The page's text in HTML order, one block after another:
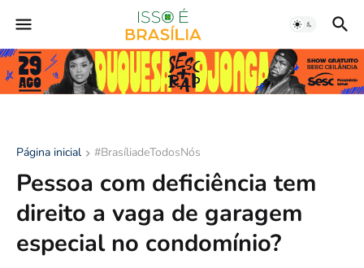
Página inicial #BrasíliadeTodosNós
Pessoa com deficiência tem
direito a vaga de garagem
especial no condomínio?